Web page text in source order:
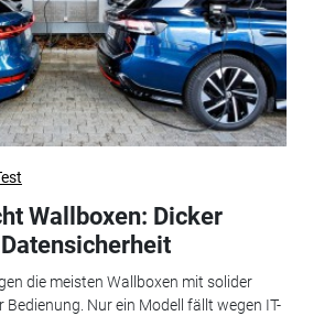
Wallboxen: Dicker
die meisten Wallboxen mit solider
Nur ein Modell fällt wegen IT-